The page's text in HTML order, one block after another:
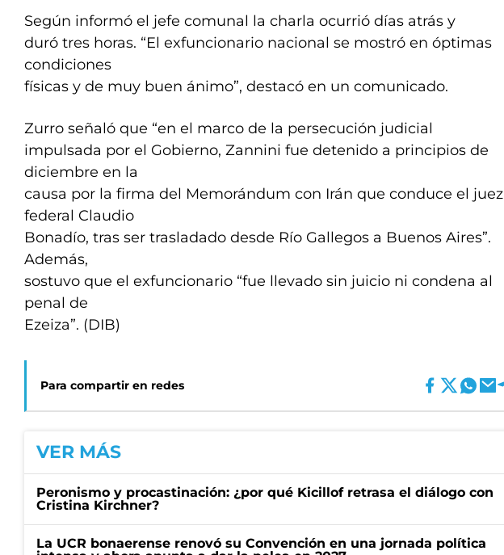
Según informó el jefe comunal la charla ocurrió días atrás y
duró tres horas. “El exfuncionario nacional se mostró en óptimas
condiciones
físicas y de muy buen ánimo”, destacó en un comunicado.
Zurro señaló que “en el marco de la persecución judicial
impulsada por el Gobierno, Zannini fue detenido a principios de
diciembre en la
causa por la firma del Memorándum con Irán que conduce el juez
federal Claudio
Bonadío, tras ser trasladado desde Río Gallegos a Buenos Aires”.
Además,
sostuvo que el exfuncionario “fue llevado sin juicio ni condena al
penal de
Ezeiza”. (DIB)
Para compartir en redes
VER MÁS
Peronismo y procastinación: ¿por qué Kicillof retrasa el diálogo con
Cristina Kirchner?
La UCR bonaerense renovó su Convención en una jornada política